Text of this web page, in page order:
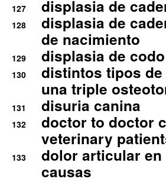
127 displasia de
128
displasia de
de nacimiento
129 displasia de
130
distintos tipos
una triple
131 disuria canina
132
doctor to doctor
veterinary
133
dolor articular
causas